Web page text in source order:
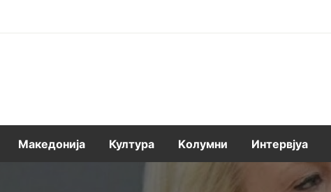
Македонија Култура Kолумни Интервјуа